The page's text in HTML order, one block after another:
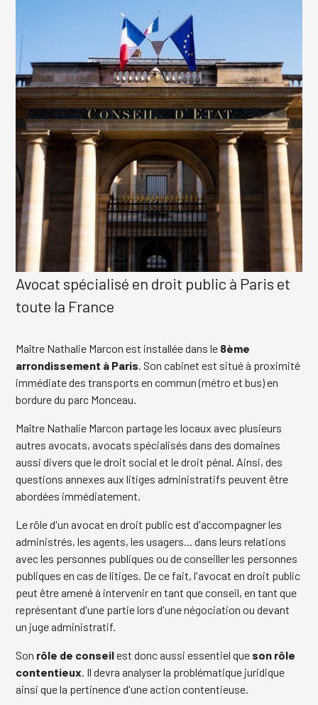
Avocat spécialisé en droit public à Paris et
toute la France
Maître Nathalie Marcon est installée dans le 8ème
arrondissement à Paris. Son cabinet est situé à proximité
immédiate des transports en commun (métro et bus) en
bordure du parc Monceau.
Maître Nathalie Marcon partage les locaux avec plusieurs
autres avocats, avocats spécialisés dans des domaines
aussi divers que le droit social et le droit pénal. Ainsi, des
questions annexes aux litiges administratifs peuvent être
abordées immédiatement.
Le rôle d'un avocat en droit public est d'accompagner les
administrés, les agents, les usagers... dans leurs relations
avec les personnes publiques ou de conseiller les personnes
publiques en cas de litiges. De ce fait, l'avocat en droit public
peut être amené à intervenir en tant que conseil, en tant que
représentant d'une partie lors d'une négociation ou devant
un juge administratif.
Son rôle de conseilest donc aussi essentiel que son rôle
contentieux. Il devra analyser la problématique juridique
ainsi que la pertinence d'une action contentieuse.